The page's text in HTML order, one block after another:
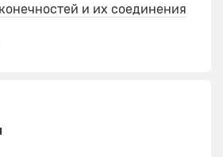
и их соединения